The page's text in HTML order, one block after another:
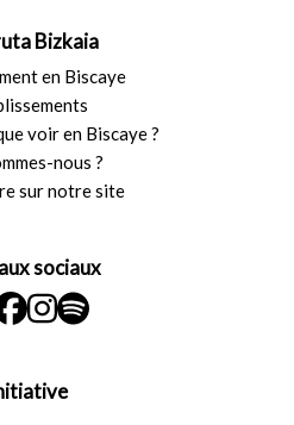
Bizkaia
en Biscaye
voir en Biscaye ?
nous ?
sur notre site
sociaux